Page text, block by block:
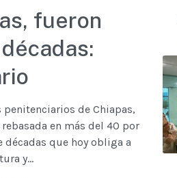
fueron
de Chiapas,
en más del 40 por
que hoy obliga a
y...